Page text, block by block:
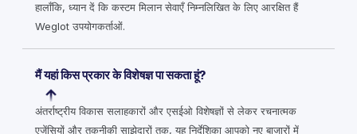
हालाँकि, ध्यान दें कि कस्टम मिलान सेवाएँ निम्नलिखित के लिए आरक्षित हैं
Weglot उपयोगकर्ताओं.
मैं यहां किस प्रकार के विशेषज्ञ पा सकता हूं?
अंतर्राष्ट्रीय विकास सलाहकारों और एसईओ विशेषज्ञों से लेकर रचनात्मक
एजेंसियों और तकनीकी साझेदारों तक, यह निर्देशिका आपको नए बाजारों में